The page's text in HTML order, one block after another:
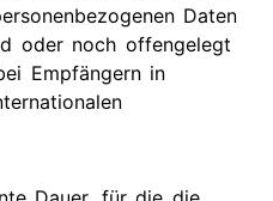
Daten
oder noch offengelegt
Empfängern in